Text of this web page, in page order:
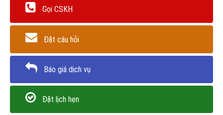
Gọi CSKH
Đặt câu hỏi
Báo giá dịch vụ
Đặt lịch hẹn